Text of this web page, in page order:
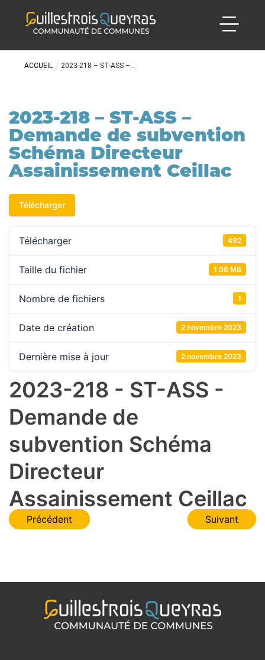
ACCUEIL / 2023-218 – ST-ASS –...
2023-218 – ST-ASS –
Demande de subvention
Schéma Directeur
Assainissement Ceillac
Télécharger
Télécharger 492
Taille du fichier 1.06 MB
Nombre de fichiers 1
Date de création 2 novembre 2023
Dernière mise à jour 2 novembre 2023
2023-218 - ST-ASS -
Demande de
subvention Schéma
Directeur
Assainissement Ceillac
Navigation
Précédent Suivant